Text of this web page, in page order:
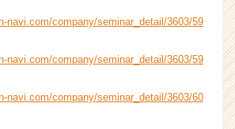
e
r
navi.com/company/seminar_detail/3603/59
navi.com/company/seminar_detail/3603/59
navi.com/company/seminar_detail/3603/60